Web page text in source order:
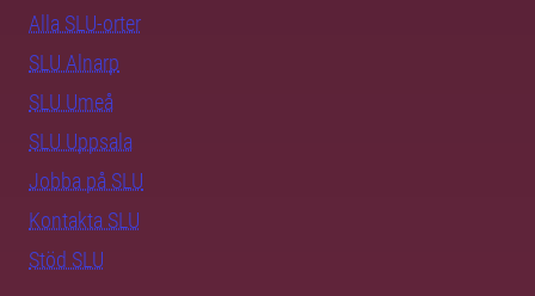
Alla SLU-orter
SLU Alnarp
SLU Umeå
SLU Uppsala
Jobba på SLU
Kontakta SLU
Stöd SLU